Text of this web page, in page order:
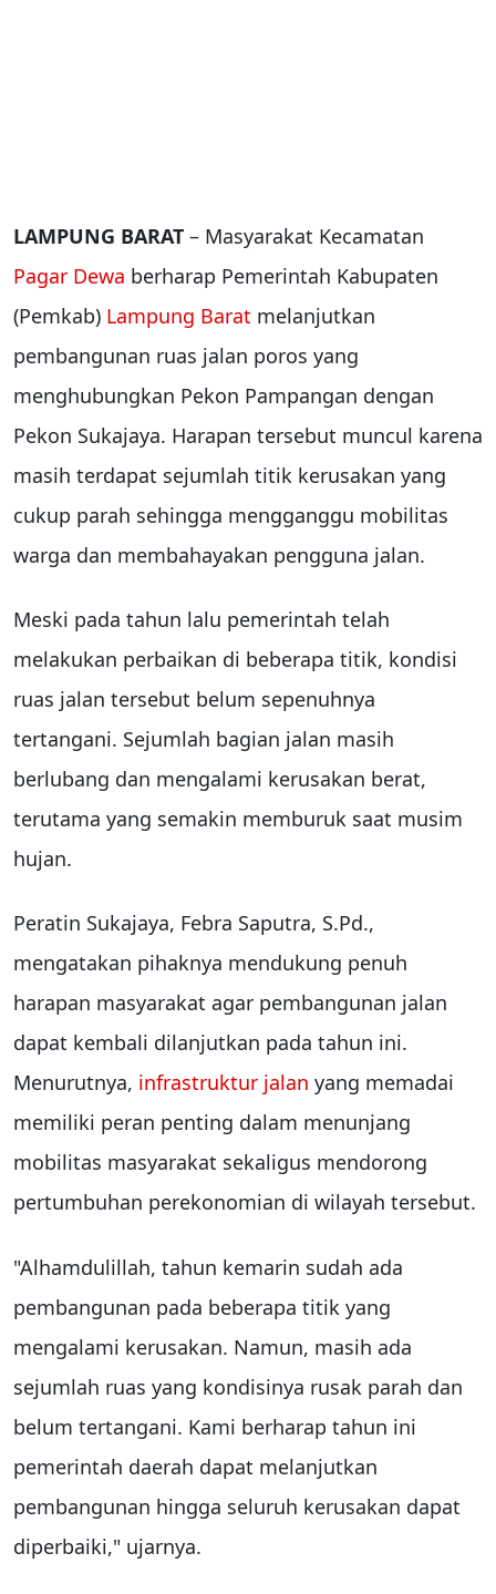
LAMPUNG BARAT – Masyarakat Kecamatan
Pagar Dewa berharap Pemerintah Kabupaten
(Pemkab) Lampung Barat melanjutkan
pembangunan ruas jalan poros yang
menghubungkan Pekon Pampangan dengan
Pekon Sukajaya. Harapan tersebut muncul karena
masih terdapat sejumlah titik kerusakan yang
cukup parah sehingga mengganggu mobilitas
warga dan membahayakan pengguna jalan.
Meski pada tahun lalu pemerintah telah
melakukan perbaikan di beberapa titik, kondisi
ruas jalan tersebut belum sepenuhnya
tertangani. Sejumlah bagian jalan masih
berlubang dan mengalami kerusakan berat,
terutama yang semakin memburuk saat musim
hujan.
Peratin Sukajaya, Febra Saputra, S.Pd.,
mengatakan pihaknya mendukung penuh
harapan masyarakat agar pembangunan jalan
dapat kembali dilanjutkan pada tahun ini.
Menurutnya, infrastruktur jalan yang memadai
memiliki peran penting dalam menunjang
mobilitas masyarakat sekaligus mendorong
pertumbuhan perekonomian di wilayah tersebut.
"Alhamdulillah, tahun kemarin sudah ada
pembangunan pada beberapa titik yang
mengalami kerusakan. Namun, masih ada
sejumlah ruas yang kondisinya rusak parah dan
belum tertangani. Kami berharap tahun ini
pemerintah daerah dapat melanjutkan
pembangunan hingga seluruh kerusakan dapat
diperbaiki," ujarnya.